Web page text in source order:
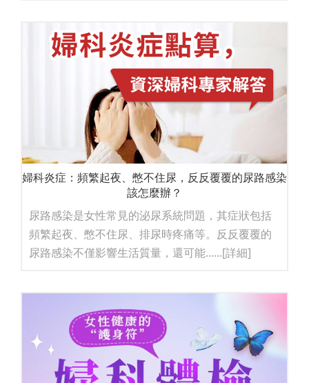
婦科炎症：頻繁起夜、憋不住尿，反反覆覆的尿路感染
該怎麼辦？
尿路感染是女性常見的泌尿系統問題，其症狀包括
頻繁起夜、憋不住尿、排尿時疼痛等。反反覆覆的
尿路感染不僅影響生活質量，還可能......[詳細]